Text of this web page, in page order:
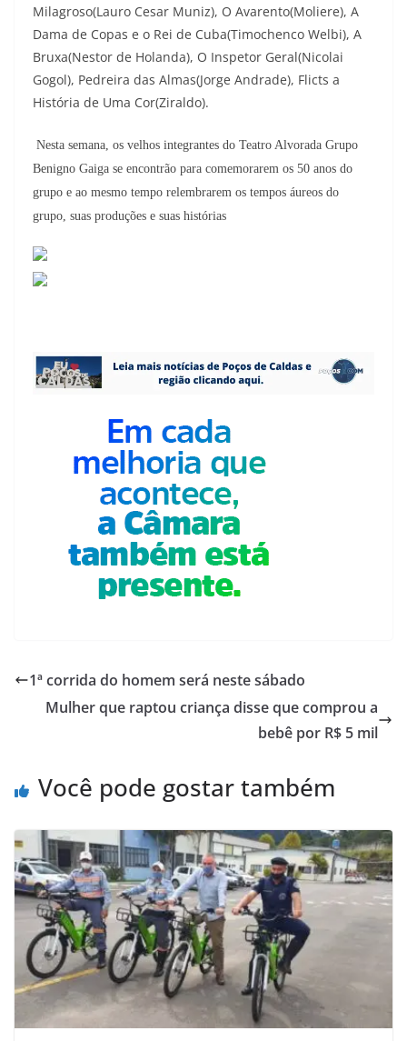
Milagroso(Lauro Cesar Muniz), O Avarento(Moliere), A
Dama de Copas e o Rei de Cuba(Timochenco Welbi), A
Bruxa(Nestor de Holanda), O Inspetor Geral(Nicolai
Gogol), Pedreira das Almas(Jorge Andrade), Flicts a
História de Uma Cor(Ziraldo).
Nesta semana, os velhos integrantes do Teatro Alvorada Grupo
Benigno Gaiga se encontrão para comemorarem os 50 anos do
grupo e ao mesmo tempo relembrarem os tempos áureos do
grupo, suas produções e suas histórias
1ª corrida do homem será neste sábado
Mulher que raptou criança disse que comprou a
bebê por R$ 5 mil
Você pode gostar também